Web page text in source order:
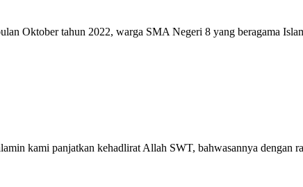
Oktober tahun 2022, warga SMA Negeri 8 yang beragama
kami panjatkan kehadlirat Allah SWT, bahwasannya dengan